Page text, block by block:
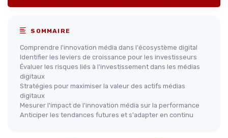
SOMMAIRE
Comprendre l'innovation média dans l'écosystème digital
Identifier les leviers de croissance pour les investisseurs
Évaluer les risques liés à l'investissement dans les médias
digitaux
Stratégies pour maximiser la valeur des actifs médias
digitaux
Mesurer l'impact de l'innovation média sur la performance
Anticiper les tendances futures et s'adapter en continu